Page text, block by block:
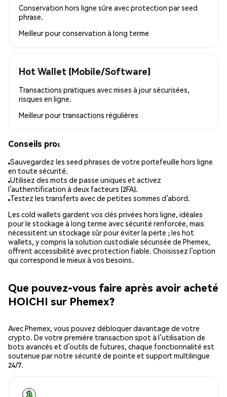
Conservation hors ligne sûre avec protection par seed
phrase.
Meilleur pourconservation à long terme
Hot Wallet (Mobile/Software)
Transactions pratiques avec mises à jour sécurisées,
risques en ligne.
Meilleur pour transactions régulières
Conseils pro:
Sauvegardez les seed phrases de votre portefeuille hors ligne
en toute sécurité.
Utilisez des mots de passe uniques et activez
l’authentification à deux facteurs (2FA).
Testez les transferts avec de petites sommes d’abord.
Les cold wallets gardent vos clés privées hors ligne, idéales
pour le stockage à long terme avec sécurité renforcée, mais
nécessitent un stockage sûr pour éviter la perte ; les hot
wallets, y compris la solution custodiale sécurisée de Phemex,
offrent accessibilité avec protection fiable. Choisissez l’option
qui correspond le mieux à vos besoins.
Que pouvez-vous faire après avoir acheté
HOICHI sur Phemex?
Avec Phemex, vous pouvez débloquer davantage de votre
crypto. De votre première transaction spot à l’utilisation de
bots avancés et d’outils de futures, chaque fonctionnalité est
soutenue par notre sécurité de pointe et support multilingue
24/7.